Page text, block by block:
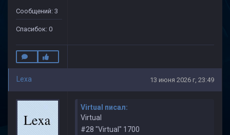
Сообщений: 3
Спасибок: 0
Lexa 13 июня 2026 г, 23:49
Virtual писал:
Virtual
#28 "Virtual" 1700